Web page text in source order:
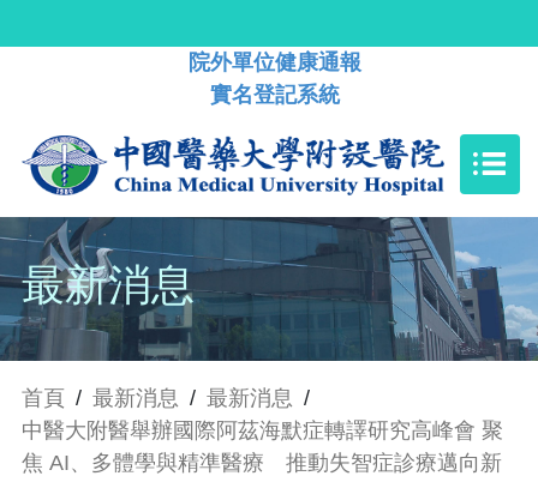
院外單位健康通報
實名登記系統
最新消息
首頁 / 最新消息 / 最新消息 /
中醫大附醫舉辦國際阿茲海默症轉譯研究高峰會 聚
焦 AI、多體學與精準醫療 推動失智症診療邁向新